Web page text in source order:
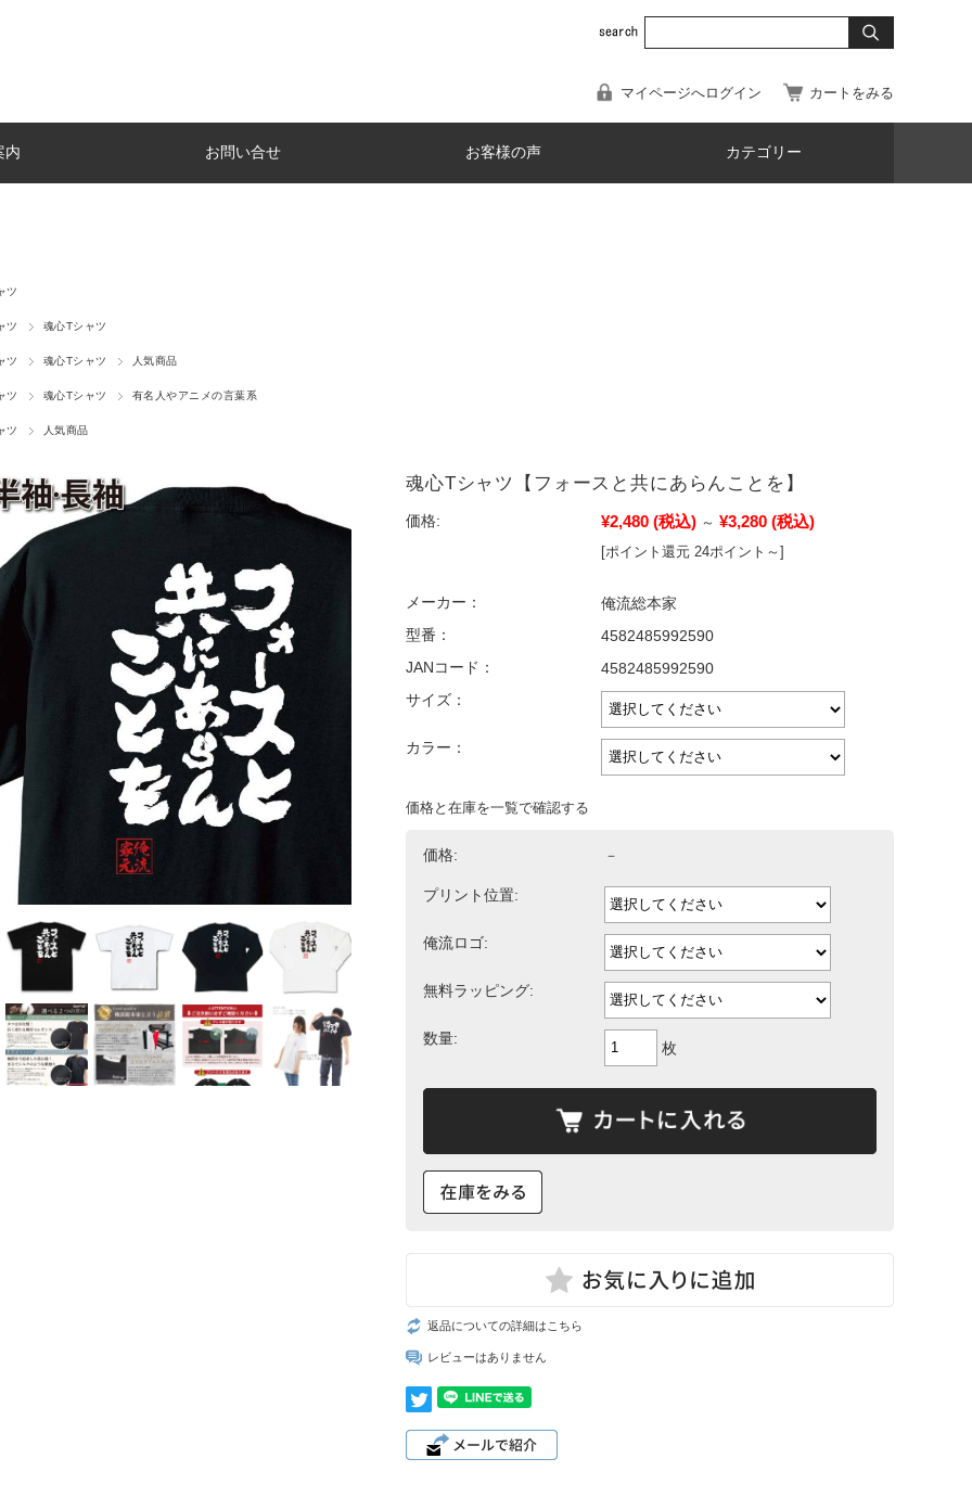
マイページへログイン カートをみる
内 お問い合せ お客様の声 カテゴリー
ツ
ツ 魂心Tシャツ
ツ 魂心Tシャツ 人気商品
ツ 魂心Tシャツ 有名人やアニメの言葉系
ツ 人気商品
魂心Tシャツ【フォースと共にあらんことを】
価格: ¥2,480 (税込) ～ ¥3,280 (税込)
[ポイント還元 24ポイント～]
メーカー：
俺流総本家
型番：
4582485992590
JANコード：
4582485992590
サイズ：
カラー：
価格と在庫を一覧で確認する
価格: －
プリント位置:
俺流ロゴ:
無料ラッピング:
数量:
枚
返品についての詳細はこちら
レビューはありません